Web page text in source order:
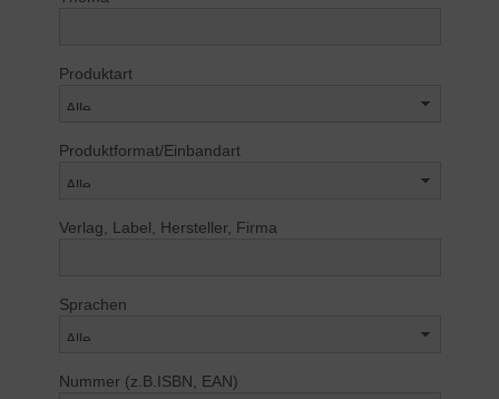
Produktart
Produktformat/Einbandart
Verlag, Label, Hersteller, Firma
Sprachen
Nummer (z.B.ISBN, EAN)